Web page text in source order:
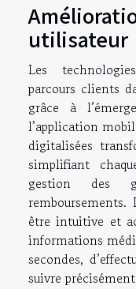
utilisateur
Les
parcours clients
grâce à
l’application
digitalisées
simplifiant
gestion des
remboursements.
être intuitive et
informations
secondes,
suivre